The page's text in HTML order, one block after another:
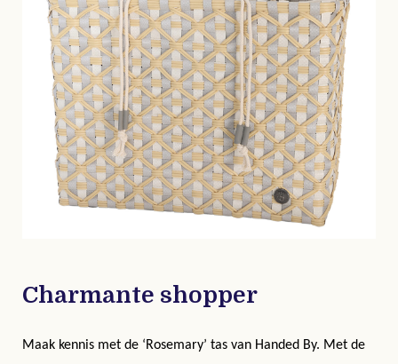
Charmante shopper
Maak kennis met de ‘Rosemary’ tas van Handed By. Met de